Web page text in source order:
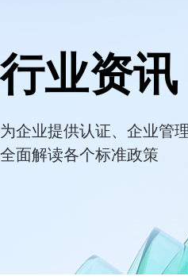
行业资讯
为企业提供认证、企业管
全面解读各个标准政策